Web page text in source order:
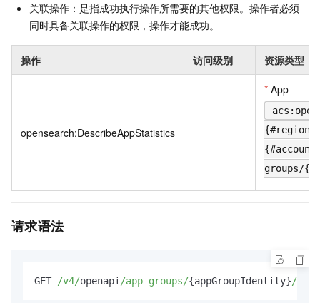
关联操作：是指成功执行操作所需要的其他权限。操作者必须
同时具备关联操作的权限，操作才能成功。
操作 访问级别 资源类型
opensearch:DescribeAppStatistics
* App
groups/
请求语法
GET /v4/openapi/app-groups/{appGroupIdentity}/